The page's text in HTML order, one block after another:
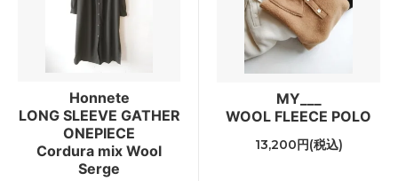
Honnete
LONG SLEEVE GATHER
ONEPIECE
Cordura mix Wool
Serge
MY___
WOOL FLEECE POLO
13,200円(税込)